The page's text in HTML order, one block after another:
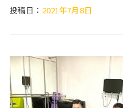
投稿日： 2021年7月8日